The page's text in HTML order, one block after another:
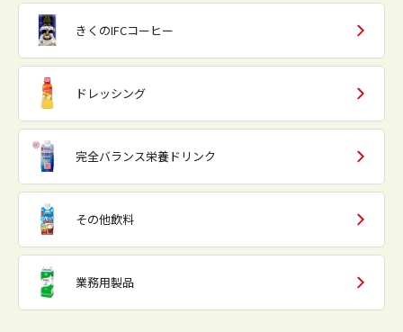
きくのIFCコーヒー
ドレッシング
完全バランス栄養ドリンク
その他飲料
業務用製品